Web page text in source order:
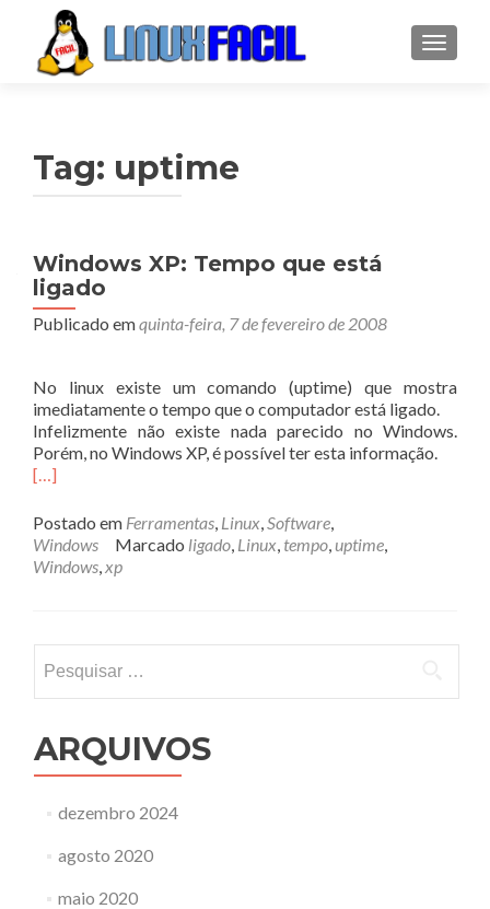
Tag: uptime
Windows XP: Tempo que está
ligado
Publicado emquinta-feira, 7 de fevereiro de 2008
No linux existe um comando (uptime) que mostra
imediatamente o tempo que o computador está ligado.
Infelizmente não existe nada parecido no Windows.
Porém, no Windows XP, é possível ter esta informação.
[…]
Postado em Ferramentas, Linux,Software,
Windows
Marcado ligado, Linux, tempo,uptime,
Windows,xp
por:
ARQUIVOS
dezembro 2024
agosto 2020
maio 2020